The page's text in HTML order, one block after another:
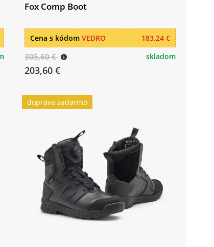
Fox Comp Boot
183,24 €
Cena s kódom VEDRO
305,60 €
203,60 €
skladom
doprava zadarmo